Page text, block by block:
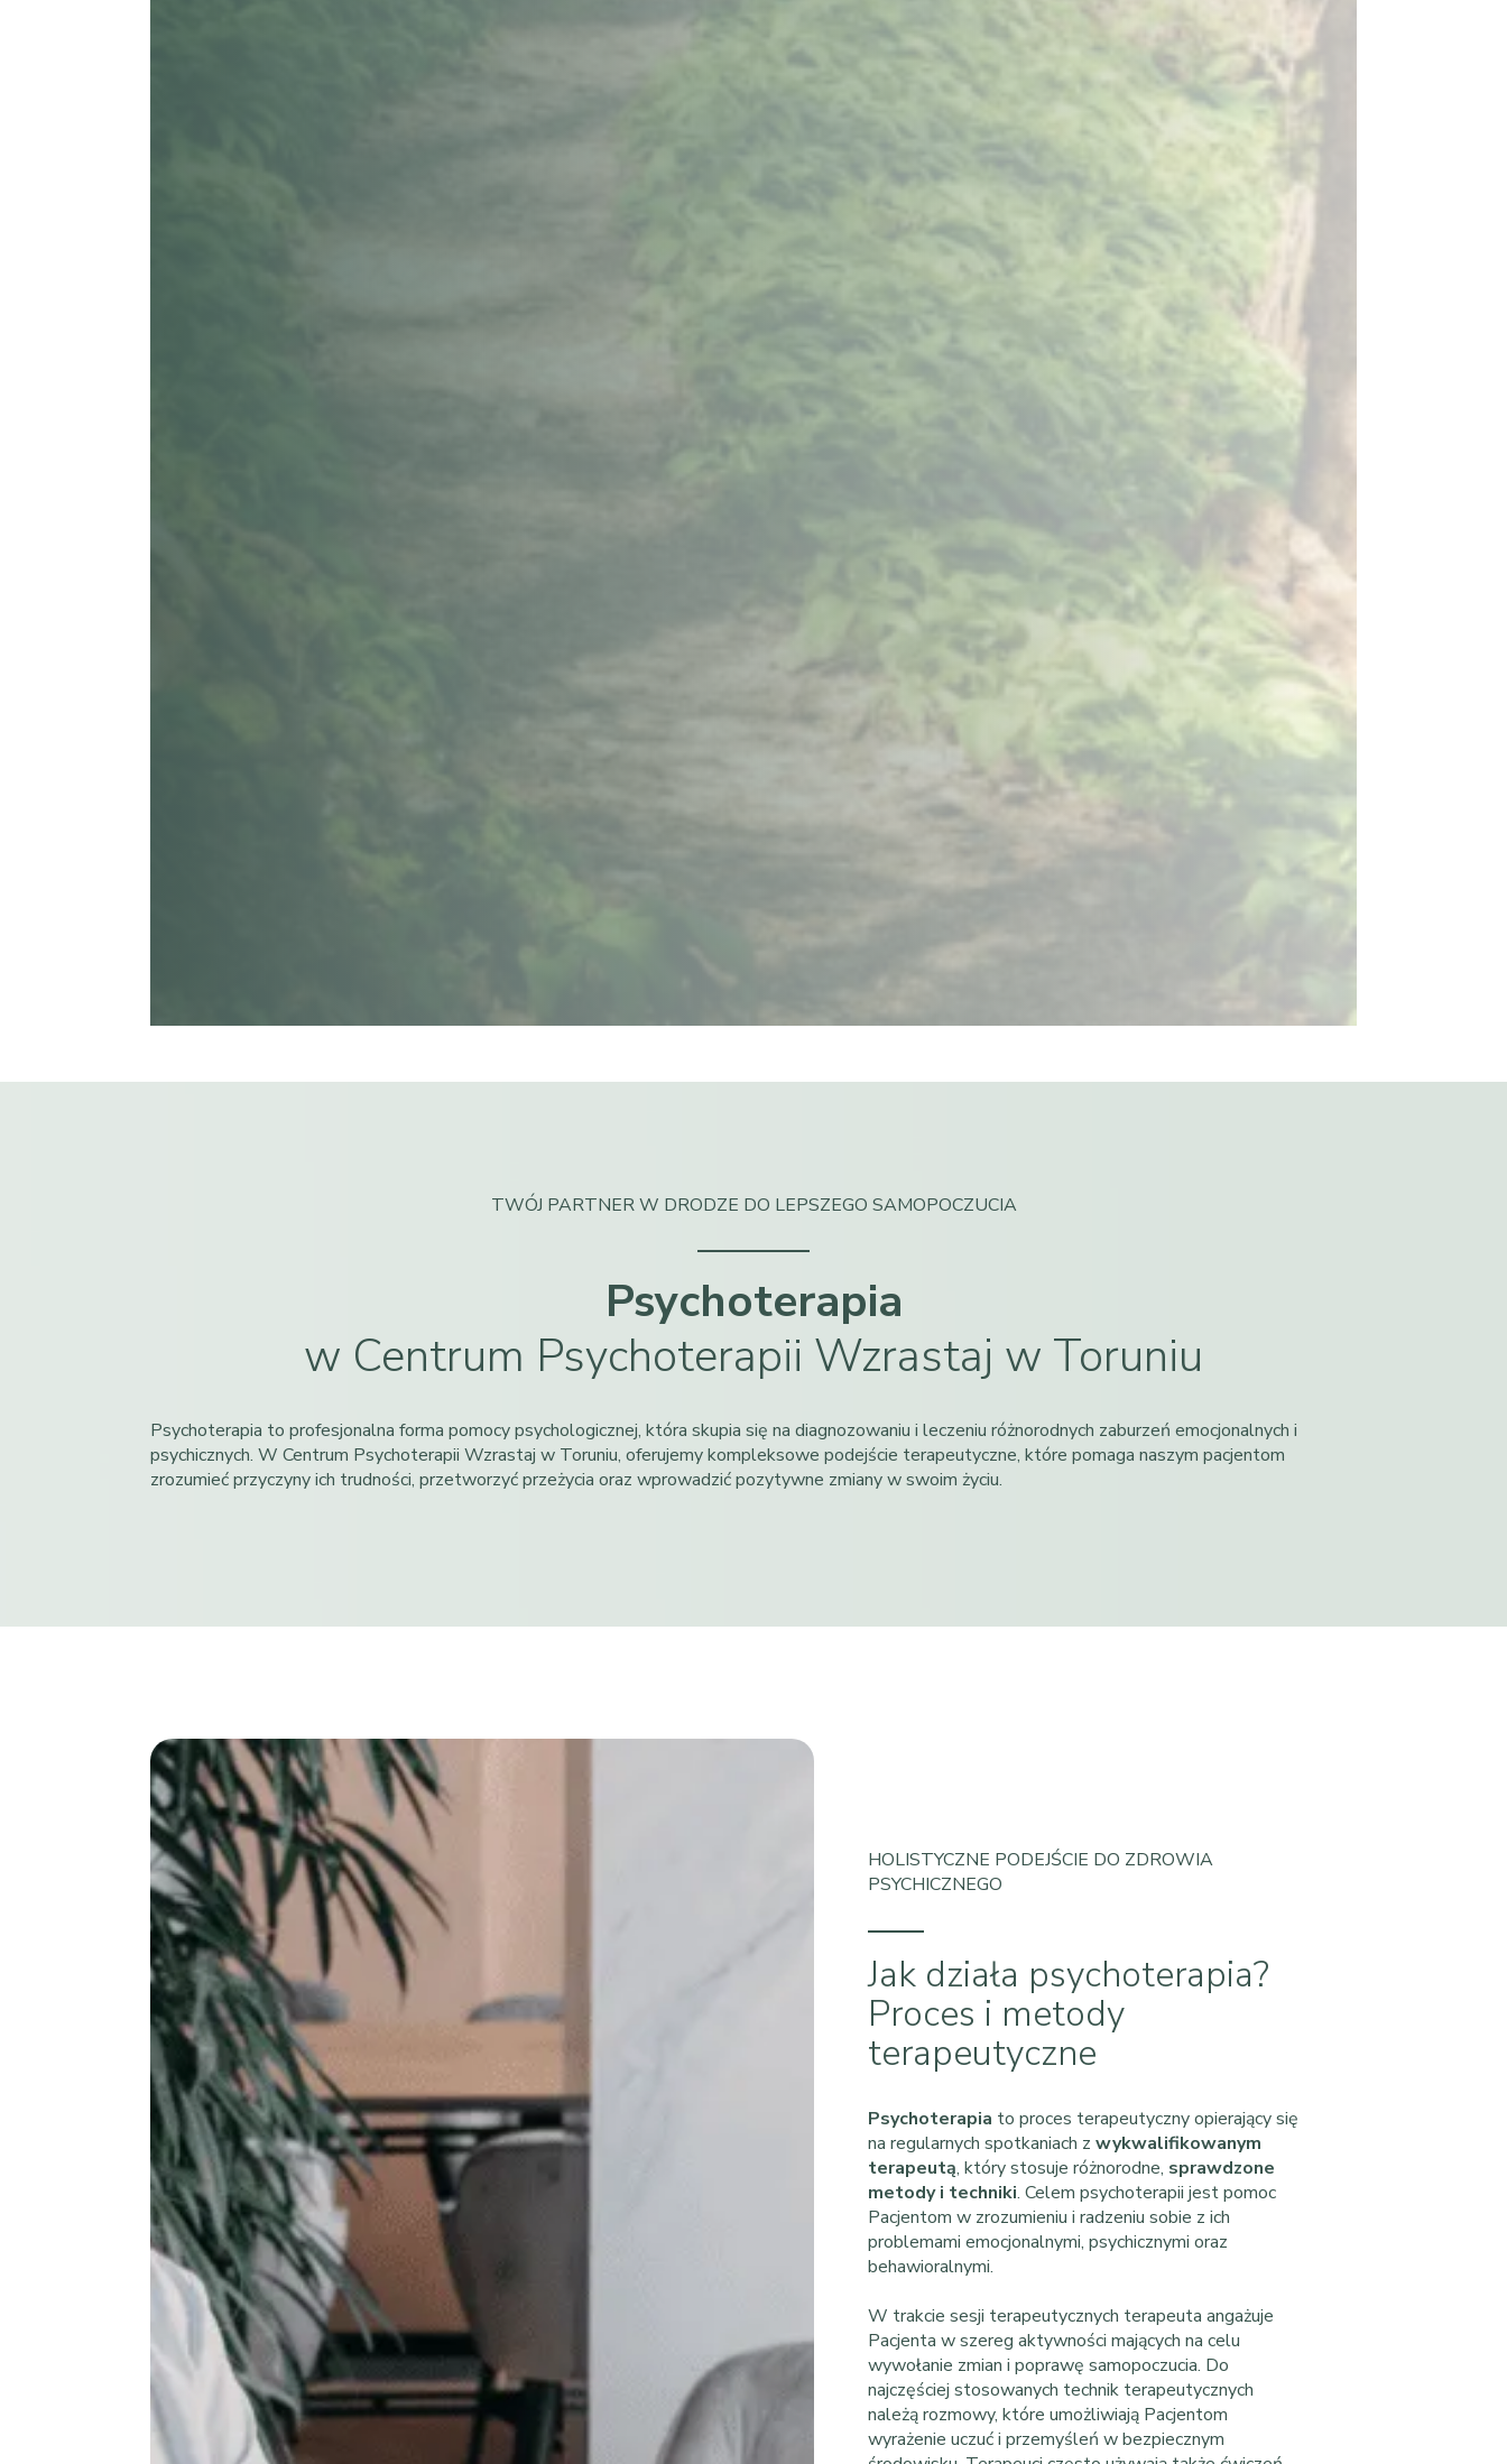
TWÓJ PARTNER W DRODZE DO LEPSZEGO SAMOPOCZUCIA
Psychoterapia
w Centrum Psychoterapii Wzrastaj w Toruniu
Psychoterapia to profesjonalna forma pomocy psychologicznej, która skupia się na diagnozowaniu i leczeniu różnorodnych zaburzeń emocjonalnych i
psychicznych. W Centrum Psychoterapii Wzrastaj w Toruniu, oferujemy kompleksowe podejście terapeutyczne, które pomaga naszym pacjentom
zrozumieć przyczyny ich trudności, przetworzyć przeżycia oraz wprowadzić pozytywne zmiany w swoim życiu.
HOLISTYCZNE PODEJŚCIE DO ZDROWIA
PSYCHICZNEGO
Jak działa psychoterapia?
Proces i metody
terapeutyczne
Psychoterapia to proces terapeutyczny opierający się
na regularnych spotkaniach zwykwalifikowanym
terapeutą, który stosuje różnorodne, sprawdzone
metody i techniki. Celem psychoterapii jest pomoc
Pacjentom w zrozumieniu i radzeniu sobie z ich
problemami emocjonalnymi, psychicznymi oraz
behawioralnymi.
W trakcie sesji terapeutycznych terapeuta angażuje
Pacjenta w szereg aktywności mających na celu
wywołanie zmian i poprawę samopoczucia. Do
najczęściej stosowanych technik terapeutycznych
należą rozmowy, które umożliwiają Pacjentom
wyrażenie uczuć i przemyśleń w bezpiecznym